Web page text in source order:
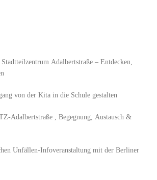
Adalbertstraße – Entdecken,
von der Kita in die Schule gestalten
Adalbertstraße , Begegnung, Austausch &
Unfällen-Infoveranstaltung mit der Berliner